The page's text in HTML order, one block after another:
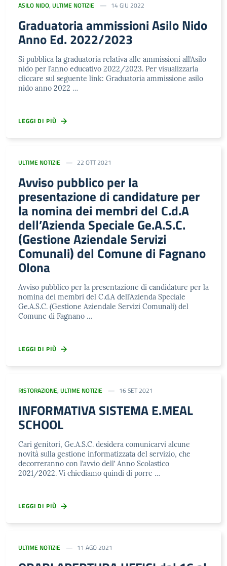
ASILO NIDO, ULTIME NOTIZIE 14 GIU 2022
Graduatoria ammissioni Asilo Nido
Anno Ed. 2022/2023
Si pubblica la graduatoria relativa alle ammissioni all’Asilo
nido per l’anno educativo 2022/2023. Per visualizzarla
cliccare sul seguente link: Graduatoria ammissione asilo
nido anno 2022 …
LEGGI DI PIÙ
ULTIME NOTIZIE 22 OTT 2021
Avviso pubblico per la
presentazione di candidature per
la nomina dei membri del C.d.A
dell’Azienda Speciale Ge.A.S.C.
(Gestione Aziendale Servizi
Comunali) del Comune di Fagnano
Olona
Avviso pubblico per la presentazione di candidature per la
nomina dei membri del C.d.A dell’Azienda Speciale
Ge.A.S.C. (Gestione Aziendale Servizi Comunali) del
Comune di Fagnano …
LEGGI DI PIÙ
RISTORAZIONE, ULTIME NOTIZIE 16 SET 2021
INFORMATIVA SISTEMA E.MEAL
SCHOOL
Cari genitori, Ge.A.S.C. desidera comunicarvi alcune
novità sulla gestione informatizzata del servizio, che
decorreranno con l’avvio dell’ Anno Scolastico
2021/2022. Vi chiediamo quindi di porre …
LEGGI DI PIÙ
ULTIME NOTIZIE 11 AGO 2021